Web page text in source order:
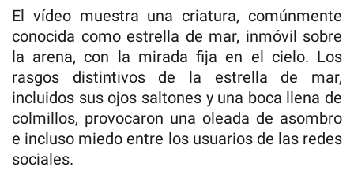
El vídeo muestra una criatura, comúnmente
conocida como estrella de mar, inmóvil sobre
la arena, con la mirada fija en el cielo. Los
rasgos distintivos de la estrella de mar,
incluidos sus ojos saltones y una boca llena de
colmillos, provocaron una oleada de asombro
e incluso miedo entre los usuarios de las redes
sociales.